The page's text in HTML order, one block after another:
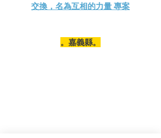
交換，名為互相的力量 專案
。嘉義縣。